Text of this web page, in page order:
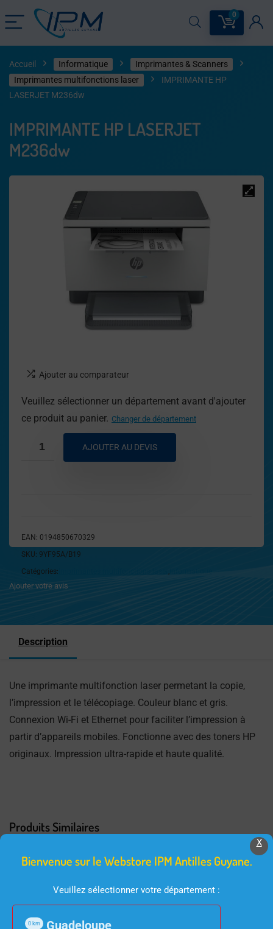
0
Accueil Informatique
Imprimantes & Scanners
Imprimantes multifonctions laser
IMPRIMANTE HP
LASERJET M236dw
IMPRIMANTE HP LASERJET
M236dw
Ajouter au comparateur
Veuillez sélectionner un département avant d'ajouter
ce produit au panier. Changer de département
AJOUTER AU DEVIS
EAN: 0194850670329
SKU: 9YF95A/B19
Catégories:
,
Ajouter votre avis
Description
Une imprimante multifonction laser permetant la copie,
l’impression et le télécopiage. Couleur blanc et gris.
Connexion Wi-Fi et Ethernet pour faciliter l’impression à
partir d’appareils mobiles. Fonctionne avec des toners HP
originaux. Impression ultra-rapide et haute qualité.
Produits Similaires
X
Bienvenue sur le Webstore IPM Antilles Guyane.
Veuillez sélectionner votre département :
Guadeloupe
0 km